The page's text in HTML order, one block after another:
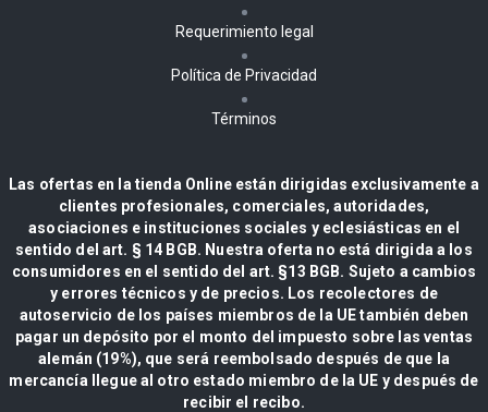
Requerimiento legal
Política de Privacidad
Términos
Las ofertas en la tienda Online están dirigidas exclusivamente a
clientes profesionales, comerciales, autoridades,
asociaciones e instituciones sociales y eclesiásticas en el
sentido del art. § 14 BGB. Nuestra oferta no está dirigida a los
consumidores en el sentido del art. §13 BGB. Sujeto a cambios
y errores técnicos y de precios. Los recolectores de
autoservicio de los países miembros de la UE también deben
pagar un depósito por el monto del impuesto sobre las ventas
alemán (19%), que será reembolsado después de que la
mercancía llegue al otro estado miembro de la UE y después de
recibir el recibo.